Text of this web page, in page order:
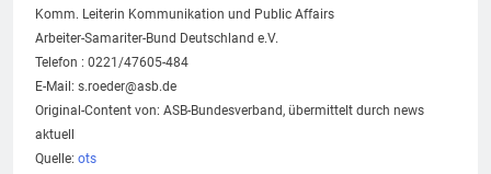
Komm. Leiterin Kommunikation und Public Affairs
Arbeiter-Samariter-Bund Deutschland e.V.
Telefon : 0221/47605-484
E-Mail: s.roeder@asb.de
Original-Content von: ASB-Bundesverband, übermittelt durch news
aktuell
Quelle: ots